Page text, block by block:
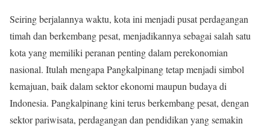
Seiring berjalannya waktu, kota ini menjadi pusat perdagangan
timah dan berkembang pesat, menjadikannya sebagai salah satu
kota yang memiliki peranan penting dalam perekonomian
nasional. Itulah mengapa Pangkalpinang tetap menjadi simbol
kemajuan, baik dalam sektor ekonomi maupun budaya di
Indonesia. Pangkalpinang kini terus berkembang pesat, dengan
sektor pariwisata, perdagangan dan pendidikan yang semakin